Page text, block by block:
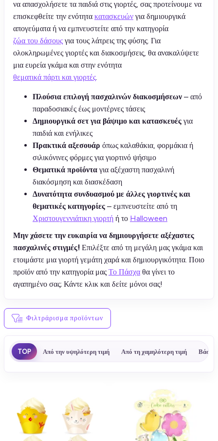
να απασχολήσετε τα παιδιά στις γιορτές, σας προτείνουμε να
επισκεφθείτε την ενότητα κατασκευών για δημιουργικά
απογεύματα ή να εμπνευστείτε από την κατηγορία
ζώα του δάσους για τους λάτρεις της φύσης. Για
ολοκληρωμένες γιορτές και διακοσμήσεις, θα ανακαλύψετε
μια ευρεία γκάμα και στην ενότητα
θεματικά πάρτι και γιορτές.
Πλούσια επιλογή πασχαλινών διακοσμήσεων – από
παραδοσιακές έως μοντέρνες τάσεις
Δημιουργικά σετ για βάψιμο και κατασκευές για
παιδιά και ενήλικες
Πρακτικά αξεσουάρ όπως καλαθάκια, φορμάκια ή
σιλικόνινες φόρμες για γιορτινό ψήσιμο
Θεματικά προϊόντα για αξέχαστη πασχαλινή
διακόσμηση και διασκέδαση
Δυνατότητα συνδυασμού με άλλες γιορτινές και
θεματικές κατηγορίες – εμπνευστείτε από τη
Χριστουγεννιάτικη γιορτή ή το Halloween
Μην χάσετε την ευκαιρία να δημιουργήσετε αξέχαστες
πασχαλινές στιγμές! Επιλέξτε από τη μεγάλη μας γκάμα και
ετοιμάστε μια γιορτή γεμάτη χαρά και δημιουργικότητα. Ποιο
προϊόν από την κατηγορία μας Το Πάσχα θα γίνει το
αγαπημένο σας; Κάντε κλικ και δείτε μόνοι σας!
Φιλτράρισμα προϊόντων
TOP Από την υψηλότερη τιμή Από τη χαμηλότερη τιμή Βάσει